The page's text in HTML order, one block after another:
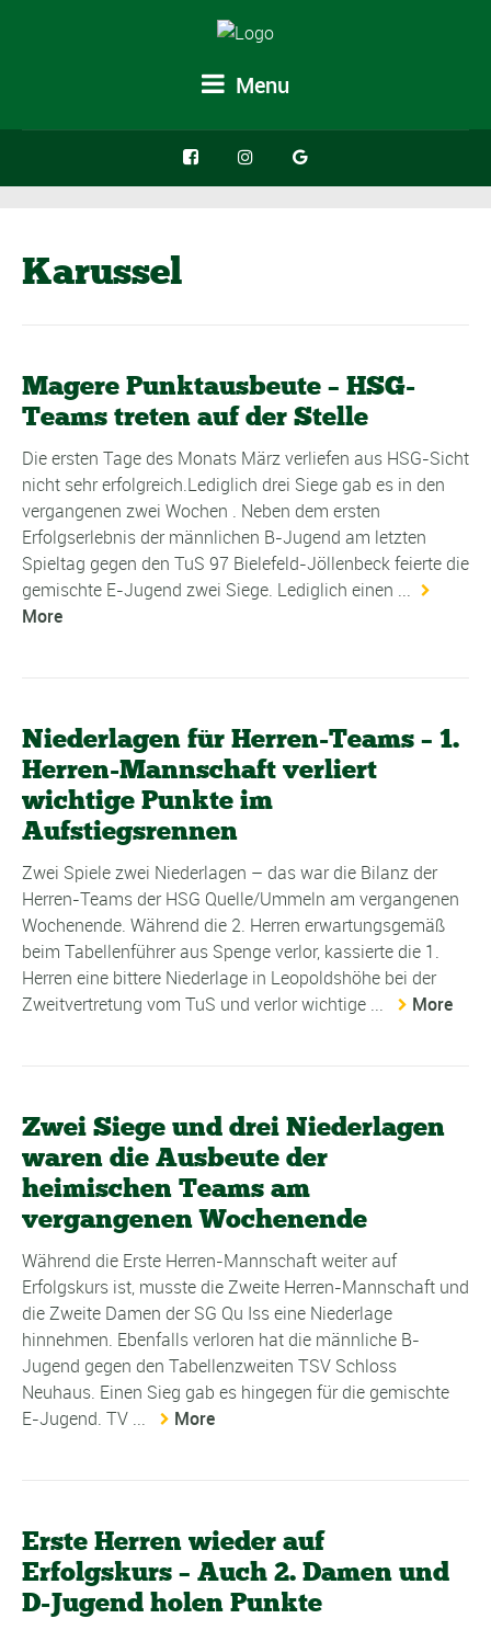
Menu
Karussel
Magere Punktausbeute – HSG-
Teams treten auf der Stelle
Die ersten Tage des Monats März verliefen aus HSG-Sicht
nicht sehr erfolgreich.Lediglich drei Siege gab es in den
vergangenen zwei Wochen . Neben dem ersten
Erfolgserlebnis der männlichen B-Jugend am letzten
Spieltag gegen den TuS 97 Bielefeld-Jöllenbeck feierte die
gemischte E-Jugend zwei Siege. Lediglich einen ...
More
Niederlagen für Herren-Teams – 1.
Herren-Mannschaft verliert
wichtige Punkte im
Aufstiegsrennen
Zwei Spiele zwei Niederlagen – das war die Bilanz der
Herren-Teams der HSG Quelle/Ummeln am vergangenen
Wochenende. Während die 2. Herren erwartungsgemäß
beim Tabellenführer aus Spenge verlor, kassierte die 1.
Herren eine bittere Niederlage in Leopoldshöhe bei der
Zweitvertretung vom TuS und verlor wichtige ...
More
Zwei Siege und drei Niederlagen
waren die Ausbeute der
heimischen Teams am
vergangenen Wochenende
Während die Erste Herren-Mannschaft weiter auf
Erfolgskurs ist, musste die Zweite Herren-Mannschaft und
die Zweite Damen der SG Qu Iss eine Niederlage
hinnehmen. Ebenfalls verloren hat die männliche B-
Jugend gegen den Tabellenzweiten TSV Schloss
Neuhaus. Einen Sieg gab es hingegen für die gemischte
E-Jugend. TV ...
More
Erste Herren wieder auf
Erfolgskurs – Auch 2. Damen und
D-Jugend holen Punkte